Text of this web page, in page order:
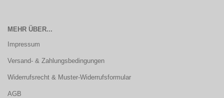
MEHR ÜBER...
Impressum
Versand- & Zahlungsbedingungen
Widerrufsrecht & Muster-Widerrufsformular
AGB